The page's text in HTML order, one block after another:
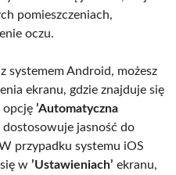
pomieszczeniach,
oczu.
systemem Android, możesz
ekranu, gdzie znajduje się
opcję ’Automatyczna
jasność do
przypadku systemu iOS
w ’Ustawieniach’ ekranu,